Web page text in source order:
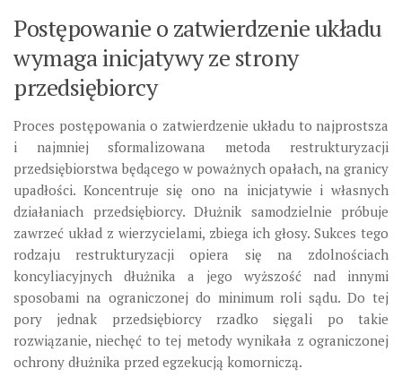
Postępowanie o zatwierdzenie układu
wymaga inicjatywy ze strony
przedsiębiorcy
Proces postępowania o zatwierdzenie układu to najprostsza
i najmniej sformalizowana metoda restrukturyzacji
przedsiębiorstwa będącego w poważnych opałach, na granicy
upadłości. Koncentruje się ono na inicjatywie i własnych
działaniach przedsiębiorcy. Dłużnik samodzielnie próbuje
zawrzeć układ z wierzycielami, zbiega ich głosy. Sukces tego
rodzaju restrukturyzacji opiera się na zdolnościach
koncyliacyjnych dłużnika a jego wyższość nad innymi
sposobami na ograniczonej do minimum roli sądu. Do tej
pory jednak przedsiębiorcy rzadko sięgali po takie
rozwiązanie, niechęć to tej metody wynikała z ograniczonej
ochrony dłużnika przed egzekucją komorniczą.